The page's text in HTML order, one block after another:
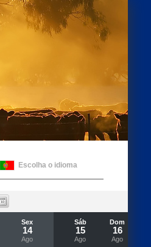
Escolha o idioma
Sex
14
Ago
Sáb
15
Ago
Dom
16
Ago